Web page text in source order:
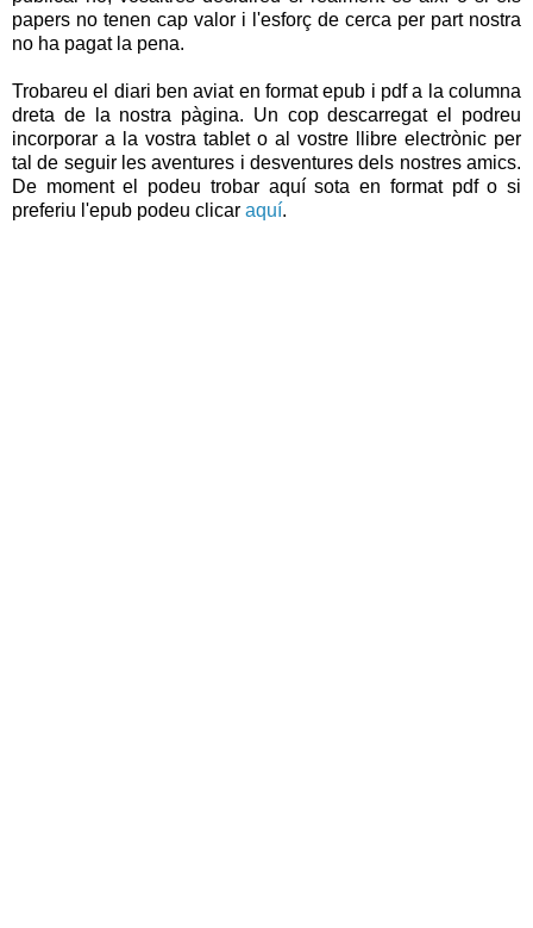
papers no tenen cap valor i l'esforç de cerca per part nostra
no ha pagat la pena.
Trobareu el diari ben aviat en format epub i pdf a la columna
dreta de la nostra pàgina. Un cop descarregat el podreu
incorporar a la vostra tablet o al vostre llibre electrònic per
tal de seguir les aventures i desventures dels nostres amics.
De moment el podeu trobar aquí sota en format pdf o si
preferiu l'epub podeu clicar aquí.